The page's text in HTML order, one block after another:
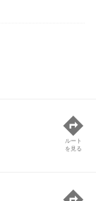
ルート
を見る